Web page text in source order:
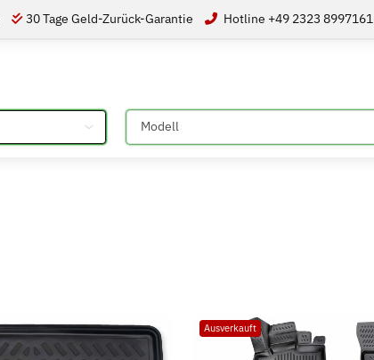
30 Tage Geld-Zurück-Garantie Hotline +49 2323 8997161
Bitte auswählen
Ausverkauft